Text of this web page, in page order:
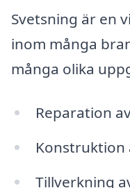
Svetsning är en
inom många
många olika
Reparation
Konstruktion
Tillverkning